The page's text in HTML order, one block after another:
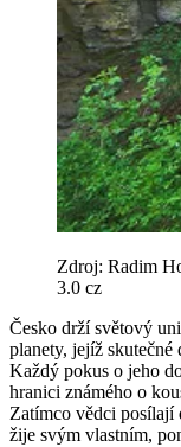
Zdroj: Radim
3.0 cz
Česko drží světový
planety, jejíž skutečné
Každý pokus o jeho
hranici známého o
Zatímco vědci posílají
žije svým vlastním,